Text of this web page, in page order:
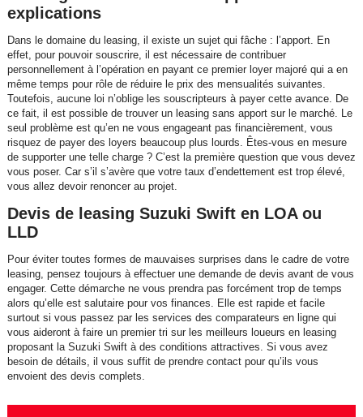
explications
Dans le domaine du leasing, il existe un sujet qui fâche : l’apport. En
effet, pour pouvoir souscrire, il est nécessaire de contribuer
personnellement à l’opération en payant ce premier loyer majoré qui a en
même temps pour rôle de réduire le prix des mensualités suivantes.
Toutefois, aucune loi n’oblige les souscripteurs à payer cette avance. De
ce fait, il est possible de trouver un leasing sans apport sur le marché. Le
seul problème est qu’en ne vous engageant pas financièrement, vous
risquez de payer des loyers beaucoup plus lourds. Êtes-vous en mesure
de supporter une telle charge ? C’est la première question que vous devez
vous poser. Car s’il s’avère que votre taux d’endettement est trop élevé,
vous allez devoir renoncer au projet.
Devis de leasing Suzuki Swift en LOA ou
LLD
Pour éviter toutes formes de mauvaises surprises dans le cadre de votre
leasing, pensez toujours à effectuer une demande de devis avant de vous
engager. Cette démarche ne vous prendra pas forcément trop de temps
alors qu’elle est salutaire pour vos finances. Elle est rapide et facile
surtout si vous passez par les services des comparateurs en ligne qui
vous aideront à faire un premier tri sur les meilleurs loueurs en leasing
proposant la Suzuki Swift à des conditions attractives. Si vous avez
besoin de détails, il vous suffit de prendre contact pour qu’ils vous
envoient des devis complets.